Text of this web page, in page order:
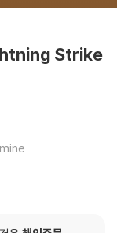
Strike